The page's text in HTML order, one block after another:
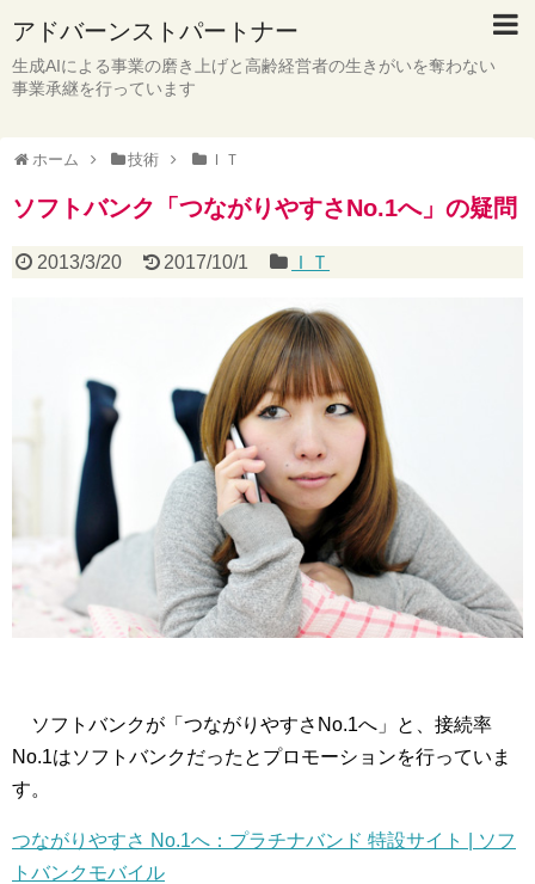
アドバーンストパートナー
生成AIによる事業の磨き上げと高齢経営者の生きがいを奪わない
事業承継を行っています
ホーム 技術 ＩＴ
ソフトバンク「つながりやすさNo.1へ」の疑問
2013/3/20 2017/10/1 ＩＴ
ソフトバンクが「つながりやすさNo.1へ」と、接続率
No.1はソフトバンクだったとプロモーションを行っていま
す。
つながりやすさ No.1へ：プラチナバンド 特設サイト | ソフ
トバンクモバイル